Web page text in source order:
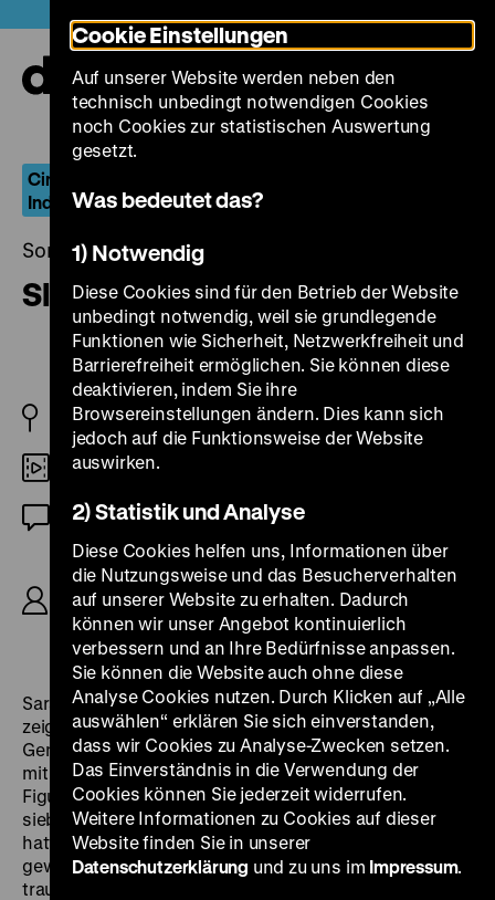
zum
Seiteninhalt
springen
Cinema Of Outsiders – Der US-amerikanische
Independent-Film 1977–1989
Sonntag, 13. Oktober 2013, 20.30 Uhr
Sleepwalk
USA 1986
35mm
OmU
R: Sara Driver, B: Kathleen Brennan, Sara Driver,
Lorenzo Mans, K: Jim Jarmusch, Frank Prinzi, D:
Suzanne Fletcher, Ann Magnuson, Stephen Chen,
78‘
Sara DriversSleepwalk und Bette GrodonsVariety
zeigen uns ein New York, das heute im Zuge diverser
Gentrifizierungswellen verschwunden ist. Zusammen
mit Jim Jarmusch gehört Driver zu den zentralen
Figuren einer New Yorker Kunstszene, die sich in den
siebziger Jahren in der Lower East Side angesiedelt
hatte.Sleepwalkbeginnt mit der Darstellung eines
gewöhnlichen Lebens und endet in einem
traumartigen Zustand, der wohl am ehesten dem des
Cookie Einstellungen
Auf unserer Website werden neben den
technisch unbedingt notwendigen Cookies
noch Cookies zur statistischen Auswertung
gesetzt.
Was bedeutet das?
1) Notwendig
Diese Cookies sind für den Betrieb der Website
unbedingt notwendig, weil sie grundlegende
Funktionen wie Sicherheit, Netzwerkfreiheit und
Barrierefreiheit ermöglichen. Sie können diese
deaktivieren, indem Sie ihre
Browsereinstellungen ändern. Dies kann sich
jedoch auf die Funktionsweise der Website
auswirken.
2) Statistik und Analyse
Diese Cookies helfen uns, Informationen über
die Nutzungsweise und das Besucherverhalten
auf unserer Website zu erhalten. Dadurch
können wir unser Angebot kontinuierlich
verbessern und an Ihre Bedürfnisse anpassen.
Sie können die Website auch ohne diese
Analyse Cookies nutzen. Durch Klicken auf „Alle
auswählen“ erklären Sie sich einverstanden,
dass wir Cookies zu Analyse-Zwecken setzen.
Das Einverständnis in die Verwendung der
Cookies können Sie jederzeit widerrufen.
Weitere Informationen zu Cookies auf dieser
Website finden Sie in unserer
Datenschutzerklärung und zu uns im Impressum.